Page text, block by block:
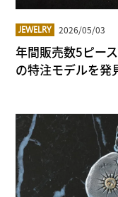
JEWELRY 2026/05/03
年間販売数5ピー
の特注モデルを発